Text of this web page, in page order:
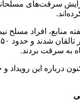
سرقت‌های
منابع، افراد مسلح
به سرقت بردند.
درباره این رویداد